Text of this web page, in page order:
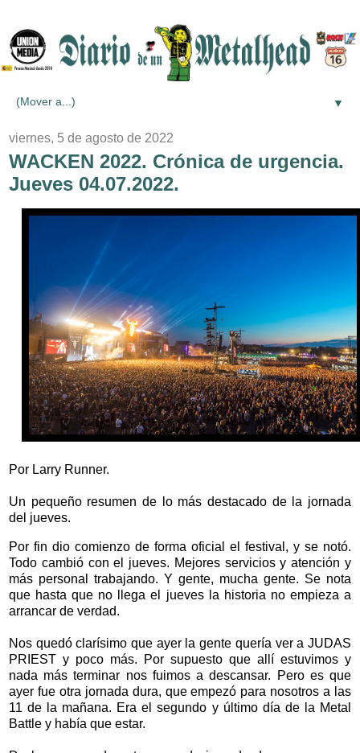
▼
viernes, 5 de agosto de 2022
WACKEN 2022. Crónica de urgencia.
Jueves 04.07.2022.
Por Larry Runner.
Un pequeño resumen de lo más destacado de la jornada
del jueves.
Por fin dio comienzo de forma oficial el festival, y se notó.
Todo cambió con el jueves. Mejores servicios y atención y
más personal trabajando. Y gente, mucha gente. Se nota
que hasta que no llega el jueves la historia no empieza a
arrancar de verdad.
Nos quedó clarísimo que ayer la gente quería ver a JUDAS
PRIEST y poco más. Por supuesto que allí estuvimos y
nada más terminar nos fuimos a descansar. Pero es que
ayer fue otra jornada dura, que empezó para nosotros a las
11 de la mañana. Era el segundo y último día de la Metal
Battle y había que estar.